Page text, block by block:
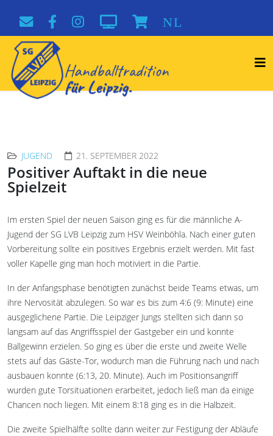
NL
JUGEND 21. SEPTEMBER 2022
Positiver Auftakt in die neue
Spielzeit
Im ersten Spiel der neuen Saison ging es für die männliche A-
Jugend der SG LVB Leipzig zum HSV Weinböhla. Nach einer guten
Vorbereitung sollte ein positives Ergebnis erzielt werden. Mit fast
voller Kapelle ging man hoch motiviert in die Partie.
In der Anfangsphase benötigten zunächst beide Teams etwas, um
ihre Nervosität abzulegen. So war es bis zum 4:6 (9: Minute) eine
ausgeglichene Partie. Die Leipziger Jungs stellten sich dann so
langsam auf das Angriffsspiel der Gastgeber ein und konnte
Ballgewinn erzielen. So ging es über die erste und zweite Welle
stets auf das Gäste-Tor, wodurch man die Führung nach und nach
ausbauen konnte (6:13, 20. Minute). Auch im Positionsangriff
wurden gute Torsituationen erarbeitet, jedoch ließ man da einige
Chancen noch liegen. Mit einem 8:18 ging es in die Halbzeit.
Die zweite Spielhälfte sollte dann weiter zur Festigung der Abläufe